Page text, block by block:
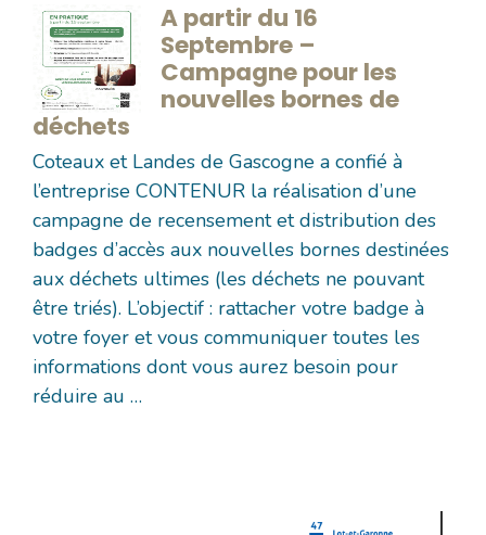
A partir du 16
Septembre –
Campagne pour les
nouvelles bornes de
déchets
Coteaux et Landes de Gascogne a confié à
l’entreprise CONTENUR la réalisation d’une
campagne de recensement et distribution des
badges d’accès aux nouvelles bornes destinées
aux déchets ultimes (les déchets ne pouvant
être triés). L’objectif : rattacher votre badge à
votre foyer et vous communiquer toutes les
informations dont vous aurez besoin pour
réduire au …